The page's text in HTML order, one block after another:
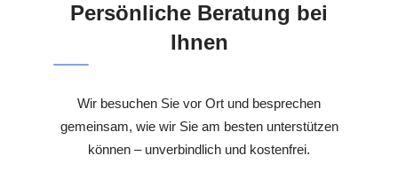
Persönliche Beratung bei
Ihnen
Wir besuchen Sie vor Ort und besprechen
gemeinsam, wie wir Sie am besten unterstützen
können – unverbindlich und kostenfrei.